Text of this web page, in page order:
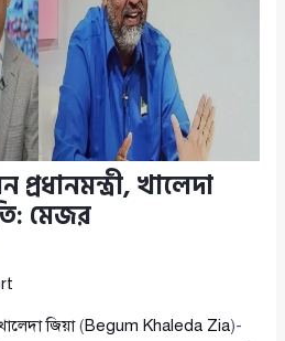
খালেদা
মেজর
জিয়া(Begum Khaleda Zia)-